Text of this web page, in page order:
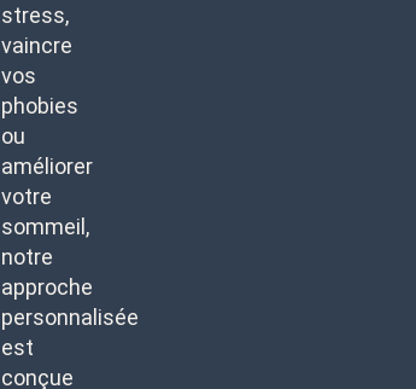
stress,
vaincre
vos
phobies
ou
améliorer
votre
sommeil,
notre
approche
personnalisée
est
conçue